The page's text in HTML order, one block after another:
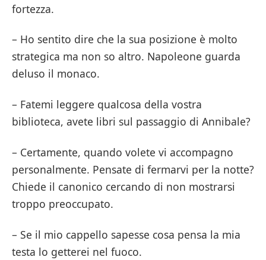
fortezza.
– Ho sentito dire che la sua posizione è molto
strategica ma non so altro. Napoleone guarda
deluso il monaco.
– Fatemi leggere qualcosa della vostra
biblioteca, avete libri sul passaggio di Annibale?
– Certamente, quando volete vi accompagno
personalmente. Pensate di fermarvi per la notte?
Chiede il canonico cercando di non mostrarsi
troppo preoccupato.
– Se il mio cappello sapesse cosa pensa la mia
testa lo getterei nel fuoco.